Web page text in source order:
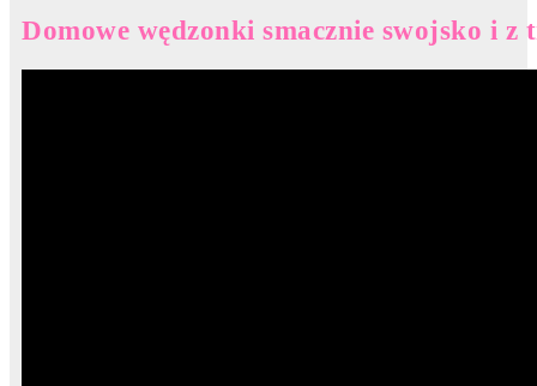
Domowe wędzonki smacznie swojsko i